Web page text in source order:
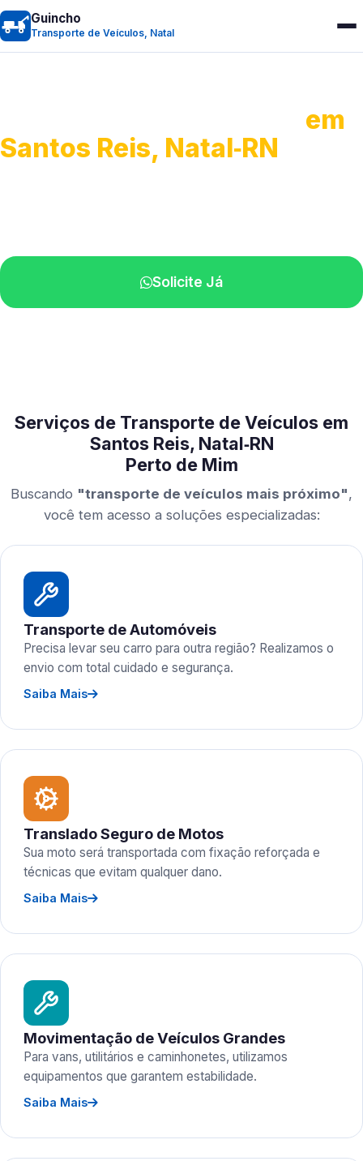
Guincho
Transporte de Veículos, Natal
em
Santos Reis, Natal‑RN
Solicite Já
Serviços de Transporte de Veículos em
Santos Reis, Natal‑RN
Perto de Mim
Buscando "transporte de veículos mais próximo",
você tem acesso a soluções especializadas:
Transporte de Automóveis
Precisa levar seu carro para outra região? Realizamos o
envio com total cuidado e segurança.
Saiba Mais
Translado Seguro de Motos
Sua moto será transportada com fixação reforçada e
técnicas que evitam qualquer dano.
Saiba Mais
Movimentação de Veículos Grandes
Para vans, utilitários e caminhonetes, utilizamos
equipamentos que garantem estabilidade.
Saiba Mais